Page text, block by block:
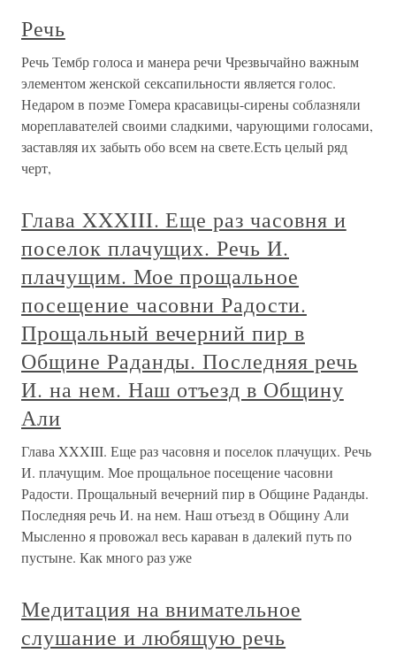
Речь
Речь Тембр голоса и манера речи Чрезвычайно важным
элементом женской сексапильности является голос.
Недаром в поэме Гомера красавицы-сирены соблазняли
мореплавателей своими сладкими, чарующими голосами,
заставляя их забыть обо всем на свете.Есть целый ряд
черт,
Глава XXXIII. Еще раз часовня и
поселок плачущих. Речь И.
плачущим. Мое прощальное
посещение часовни Радости.
Прощальный вечерний пир в
Общине Раданды. Последняя речь
И. на нем. Наш отъезд в Общину
Али
Глава XXXIII. Еще раз часовня и поселок плачущих. Речь
И. плачущим. Мое прощальное посещение часовни
Радости. Прощальный вечерний пир в Общине Раданды.
Последняя речь И. на нем. Наш отъезд в Общину Али
Мысленно я провожал весь караван в далекий путь по
пустыне. Как много раз уже
Медитация на внимательное
слушание и любящую речь